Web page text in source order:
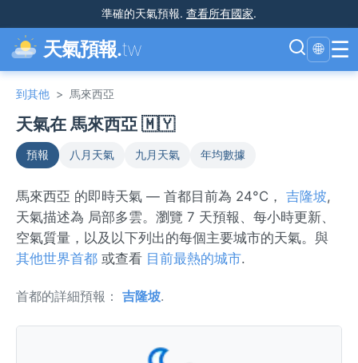
準確的天氣預報. 查看所有國家.
天氣預報.tw 🌐 ☰
到其他 > 馬來西亞
天氣在 馬來西亞 🇲🇾
預報 八月天氣 九月天氣 年均數據
馬來西亞 的即時天氣 — 首都目前為 24°C， 吉隆坡,
天氣描述為 局部多雲。瀏覽 7 天預報、每小時更新、
空氣質量，以及以下列出的每個主要城市的天氣。與
其他世界首都 或查看 目前最熱的城市.
首都的詳細預報： 吉隆坡.